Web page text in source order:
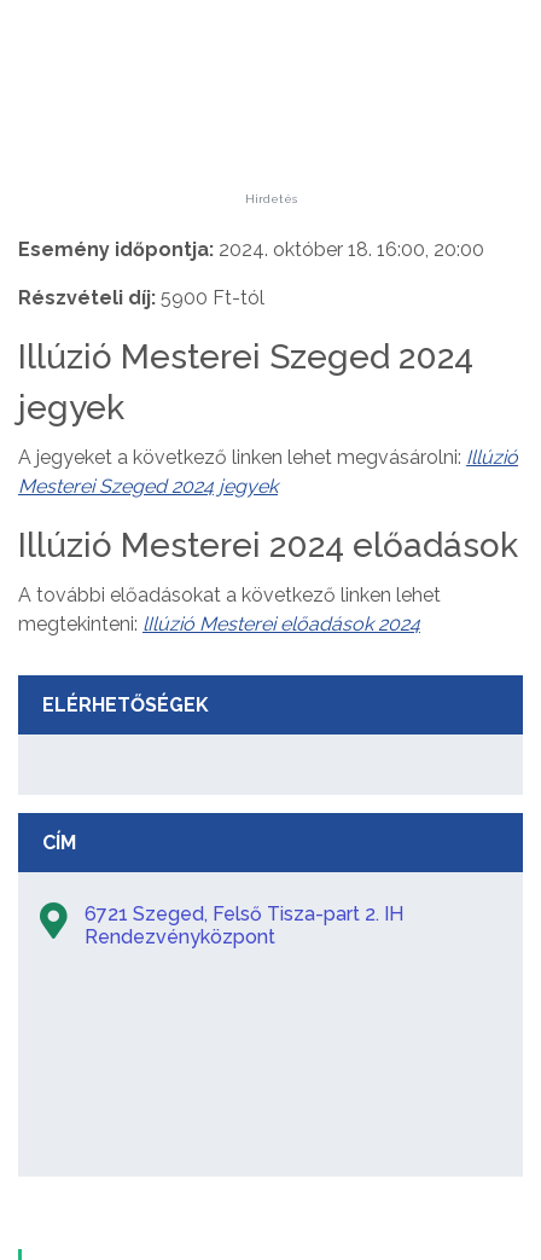
Hirdetés
Esemény időpontja: 2024. október 18. 16:00, 20:00
Részvételi díj: 5900 Ft-tól
Illúzió Mesterei Szeged 2024
jegyek
A jegyeket a következő linken lehet megvásárolni: Illúzió
Mesterei Szeged 2024 jegyek
Illúzió Mesterei 2024 előadások
A további előadásokat a következő linken lehet
megtekinteni: lIlúzió Mesterei előadások 2024
ELÉRHETŐSÉGEK
CÍM
6721 Szeged, Felső Tisza-part 2. IH
Rendezvényközpont